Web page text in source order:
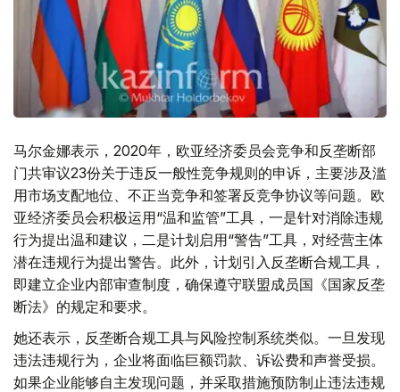
马尔金娜表示，2020年，欧亚经济委员会竞争和反垄断部
门共审议23份关于违反一般性竞争规则的申诉，主要涉及滥
用市场支配地位、不正当竞争和签署反竞争协议等问题。欧
亚经济委员会积极运用“温和监管”工具，一是针对消除违规
行为提出温和建议，二是计划启用“警告”工具，对经营主体
潜在违规行为提出警告。此外，计划引入反垄断合规工具，
即建立企业内部审查制度，确保遵守联盟成员国《国家反垄
断法》的规定和要求。
她还表示，反垄断合规工具与风险控制系统类似。一旦发现
违法违规行为，企业将面临巨额罚款、诉讼费和声誉受损。
如果企业能够自主发现问题，并采取措施预防制止违法违规